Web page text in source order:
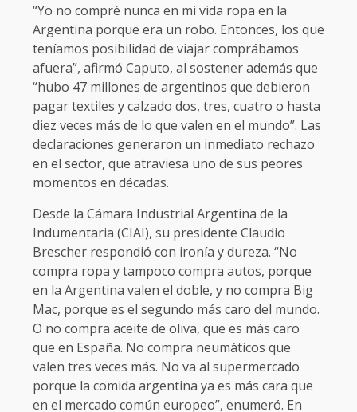
“Yo no compré nunca en mi vida ropa en la
Argentina porque era un robo. Entonces, los que
teníamos posibilidad de viajar comprábamos
afuera”, afirmó Caputo, al sostener además que
“hubo 47 millones de argentinos que debieron
pagar textiles y calzado dos, tres, cuatro o hasta
diez veces más de lo que valen en el mundo”. Las
declaraciones generaron un inmediato rechazo
en el sector, que atraviesa uno de sus peores
momentos en décadas.
Desde la Cámara Industrial Argentina de la
Indumentaria (CIAI), su presidente Claudio
Brescher respondió con ironía y dureza. “No
compra ropa y tampoco compra autos, porque
en la Argentina valen el doble, y no compra Big
Mac, porque es el segundo más caro del mundo.
O no compra aceite de oliva, que es más caro
que en España. No compra neumáticos que
valen tres veces más. No va al supermercado
porque la comida argentina ya es más cara que
en el mercado común europeo”, enumeró. En